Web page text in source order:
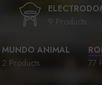
9 Products
MUNDO ANIMAL
2 Products
77